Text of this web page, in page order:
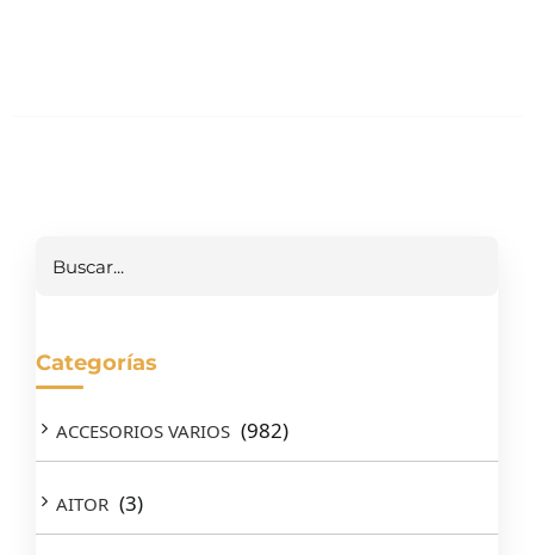
Categorías
ACCESORIOS VARIOS (982)
AITOR (3)